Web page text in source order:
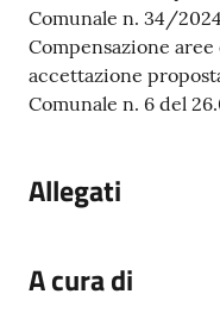
r
i
o
argomenti...
Seguici
Comunale n. 34/
Compensazione
accettazione
Comunale n. 6 del
Allegati
A cura di